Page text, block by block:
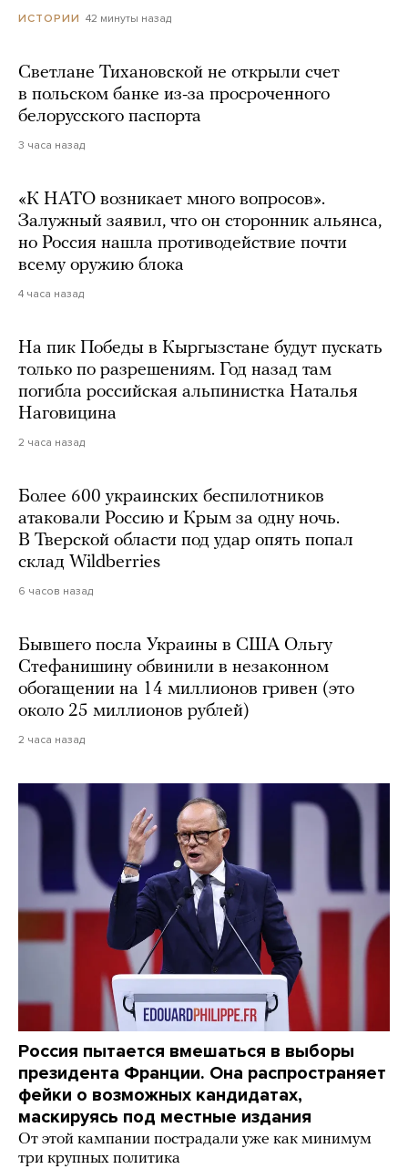
ИСТОРИИ 42 минуты назад
Светлане Тихановской не открыли счет
в польском банке из-за просроченного
белорусского паспорта
3 часа назад
«К НАТО возникает много вопросов».
Залужный заявил, что он сторонник альянса,
но Россия нашла противодействие почти
всему оружию блока
4 часа назад
На пик Победы в Кыргызстане будут пускать
только по разрешениям. Год назад там
погибла российская альпинистка Наталья
Наговицина
2 часа назад
Более 600 украинских беспилотников
атаковали Россию и Крым за одну ночь.
В Тверской области под удар опять попал
склад Wildberries
6 часов назад
Бывшего посла Украины в США Ольгу
Стефанишину обвинили в незаконном
обогащении на 14 миллионов гривен (это
около 25 миллионов рублей)
2 часа назад
Россия пытается вмешаться в выборы
президента Франции. Она распространяет
фейки о возможных кандидатах,
маскируясь под местные издания
От этой кампании пострадали уже как минимум
три крупных политика